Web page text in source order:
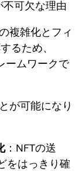
可欠な理由
複雑化と フィ
るため、
ームワークで
が可能になり
：NFTの送
をはっきり確